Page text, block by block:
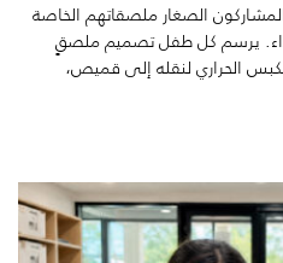
الصغار ملصقاتهم الخاصة
يرسم كل طفل تصميم ملصقٍ
الحراري لنقله إلى قميص،